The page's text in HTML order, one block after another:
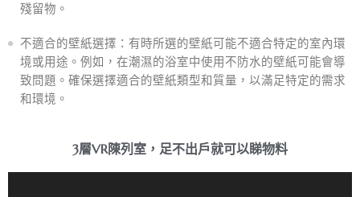
殘留物。
不適合的壁紙選擇：有時所選的壁紙可能不適合特定的室內環
境或用途。例如，在潮濕的浴室中使用不防水的壁紙可能會導
致問題。確保選擇適合的壁紙類型和質量，以滿足特定的需求
和環境。
3層VR陳列室，足不出戶就可以睇物料